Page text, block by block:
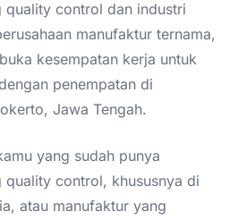
quality control dan industri
manufaktur ternama,
kesempatan kerja untuk
penempatan di
Jawa Tengah.
yang sudah punya
quality control, khususnya di
atau manufaktur yang